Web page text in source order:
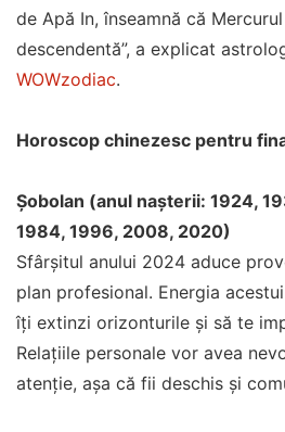
de Apă In, înseamnă că
descendentă”, a explicat
WOWzodiac.
Horoscop chinezesc pentru
Șobolan (anul nașterii: 1924,
1984, 1996, 2008, 2020)
Sfârșitul anului 2024 aduce
plan profesional. Energia
îți extinzi orizonturile și să te
Relațiile personale vor avea
atenție, așa că fii deschis și